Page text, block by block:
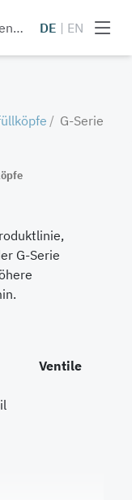
DE | EN
G-Serie
G-Serie
Ventile